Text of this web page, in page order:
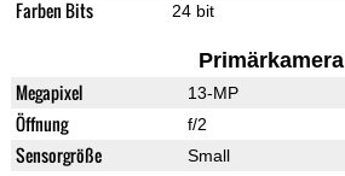
Farben Bits 24 bit
Primärkamera
Megapixel 13-MP
Öffnung f/2
Sensorgröße Small